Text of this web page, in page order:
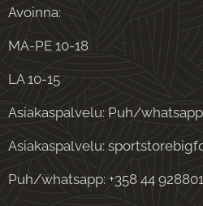
Avoinna:
MA-PE 10-18
LA 10-15
Asiakaspalvelu: Puh/whatsapp:
Asiakaspalvelu:
Puh/whatsapp: +358 44